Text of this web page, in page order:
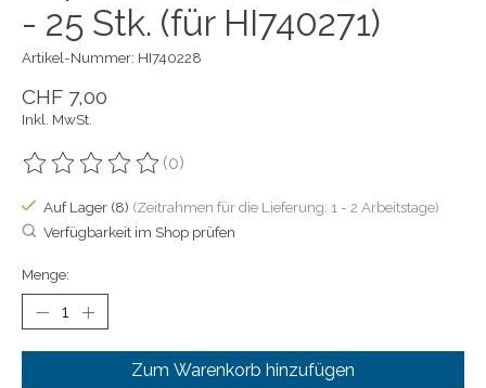
- 25 Stk. (für HI740271)
Artikel-Nummer: HI740228
CHF 7,00
Inkl. MwSt.
Die Bewertung dieses Produkts ist
(0)
Auf Lager (8) (Zeitrahmen für die Lieferung: 1 - 2 Arbeitstage)
Verfügbarkeit im Shop prüfen
Menge:
Zum Warenkorb hinzufügen